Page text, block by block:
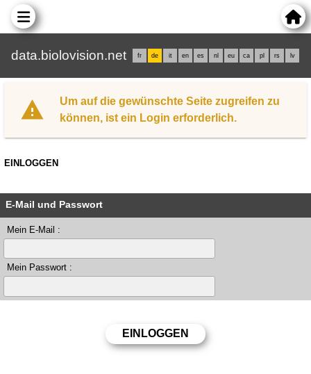
data.biolovision.net fr de it en es nl eu ca pl rs lv
Um auf die gewünschte Seite zugreifen zu
können, ist ein Login erforderlich.
EINLOGGEN
E-Mail und Passwort
Mein E-Mail :
Mein Passwort :